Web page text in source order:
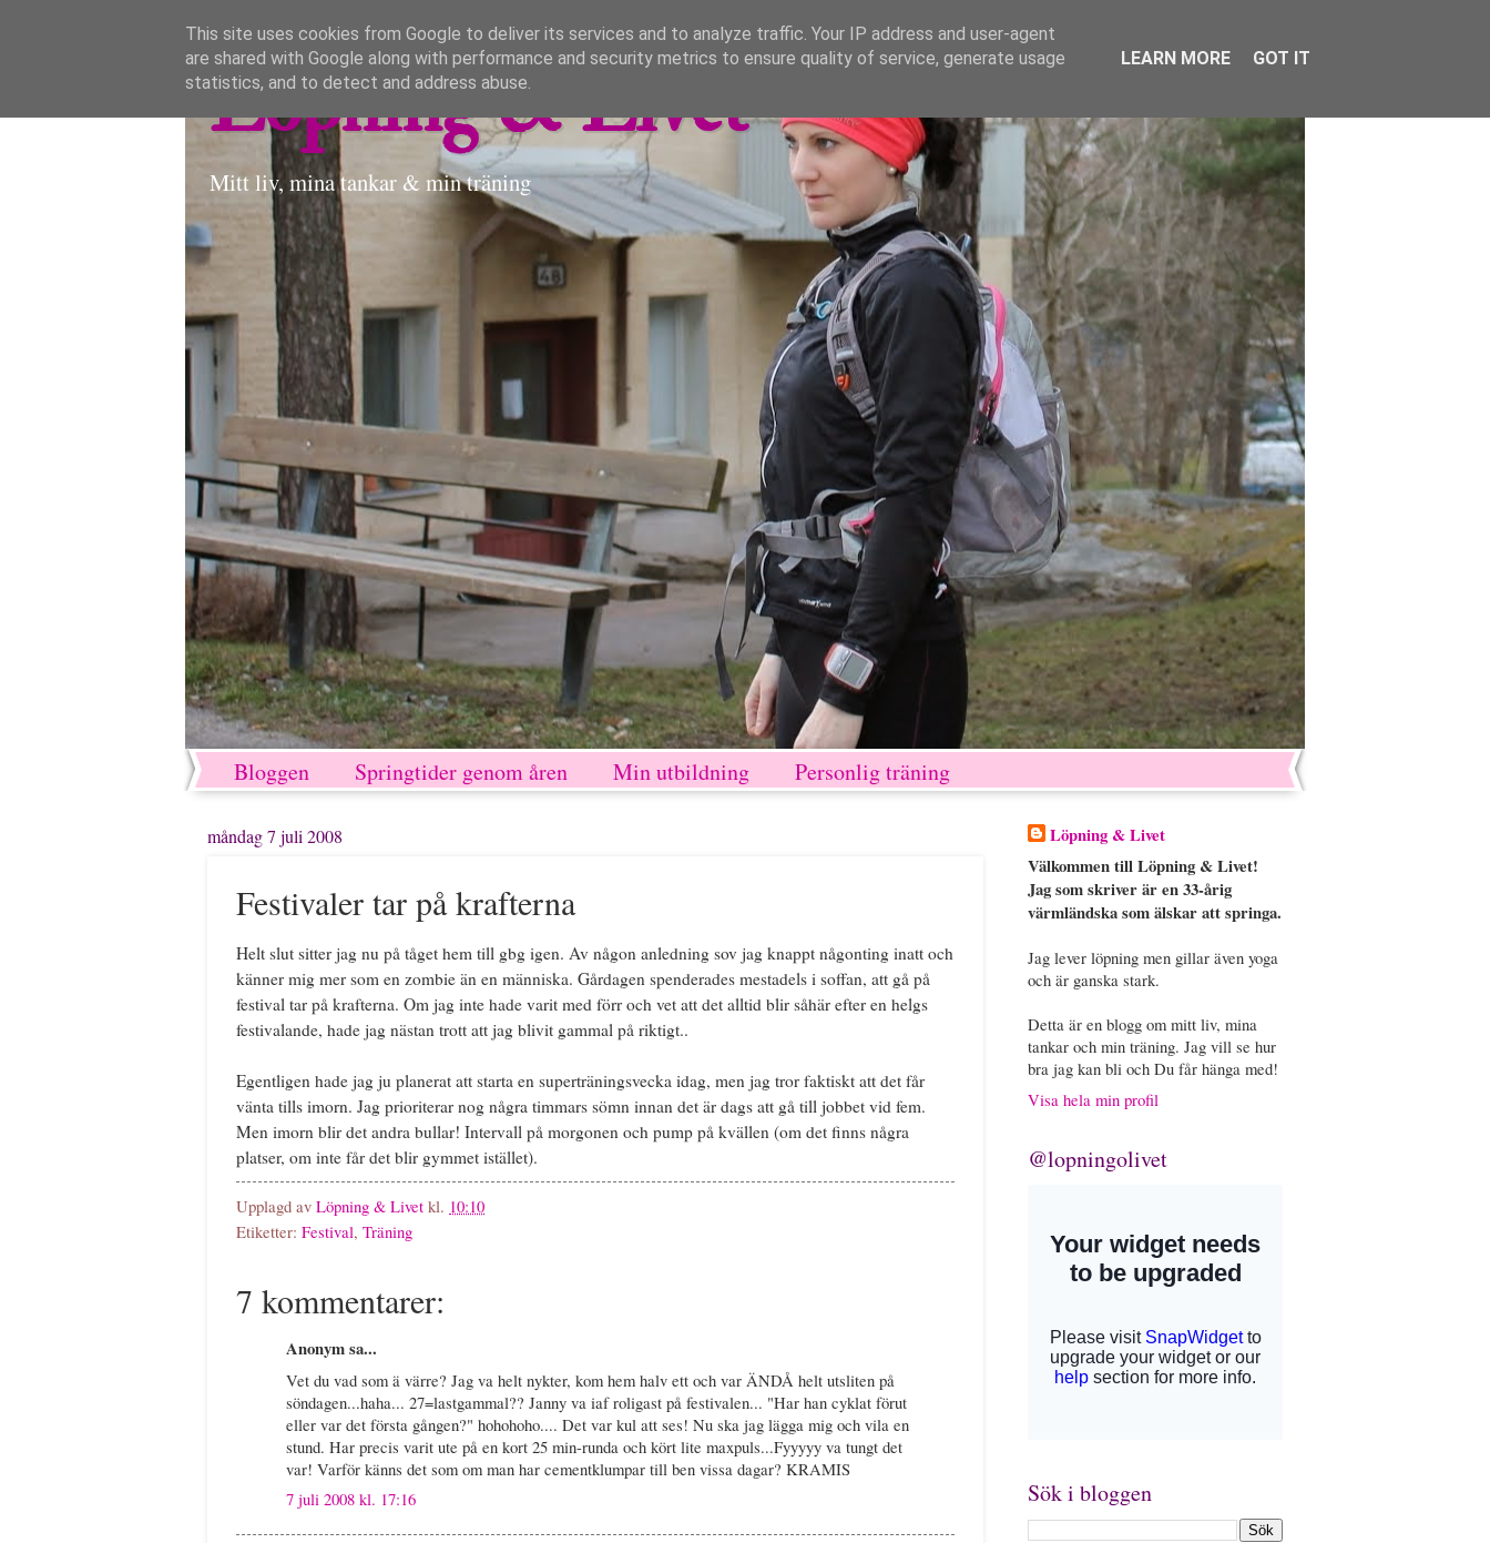
Löpning & Livet
Mitt liv, mina tankar & min träning
Bloggen Springtider genom åren Min utbildning Personlig träning
måndag 7 juli 2008
Festivaler tar på krafterna
Helt slut sitter jag nu på tåget hem till gbg igen. Av någon anledning sov jag knappt någonting inatt och
känner mig mer som en zombie än en människa. Gårdagen spenderades mestadels i soffan, att gå på
festival tar på krafterna. Om jag inte hade varit med förr och vet att det alltid blir såhär efter en helgs
festivalande, hade jag nästan trott att jag blivit gammal på riktigt..
Egentligen hade jag ju planerat att starta en superträningsvecka idag, men jag tror faktiskt att det får
vänta tills imorn. Jag prioriterar nog några timmars sömn innan det är dags att gå till jobbet vid fem.
Men imorn blir det andra bullar! Intervall på morgonen och pump på kvällen (om det finns några
platser, om inte får det blir gymmet istället).
Upplagd av Löpning & Livet kl. 10:10
Etiketter: Festival, Träning
7 kommentarer:
Anonym sa...
Vet du vad som ä värre? Jag va helt nykter, kom hem halv ett och var ÄNDÅ helt utsliten på
söndagen...haha... 27=lastgammal?? Janny va iaf roligast på festivalen... "Har han cyklat förut
eller var det första gången?" hohohoho.... Det var kul att ses! Nu ska jag lägga mig och vila en
stund. Har precis varit ute på en kort 25 min-runda och kört lite maxpuls...Fyyyyy va tungt det
var! Varför känns det som om man har cementklumpar till ben vissa dagar? KRAMIS
7 juli 2008 kl. 17:16
Löpning & Livet
Välkommen till Löpning & Livet!
Jag som skriver är en 33-årig
värmländska som älskar att springa.
Jag lever löpning men gillar även yoga
och är ganska stark.
Detta är en blogg om mitt liv, mina
tankar och min träning. Jag vill se hur
bra jag kan bli och Du får hänga med!
Visa hela min profil
@lopningolivet
Sök i bloggen
This site uses cookies from Google to deliver its services and to analyze traffic. Your IP address and user-agent
are shared with Google along with performance and security metrics to ensure quality of service, generate usage
statistics, and to detect and address abuse.
LEARN MORE GOT IT